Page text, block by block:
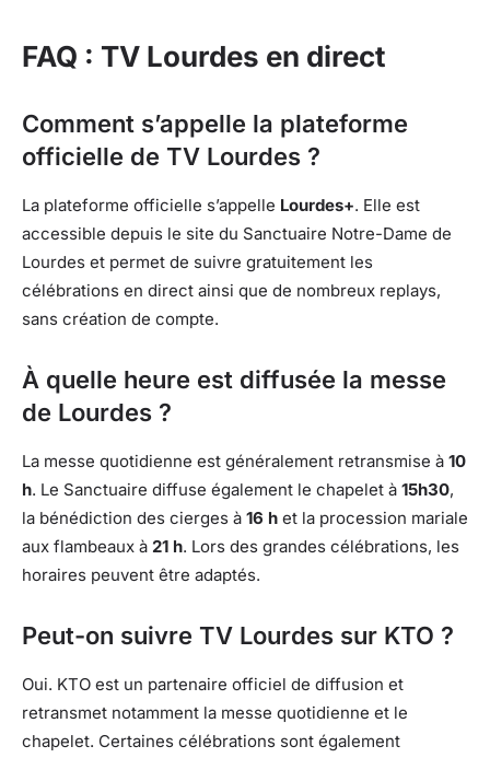
FAQ : TV Lourdes en direct
Comment s’appelle la plateforme
officielle de TV Lourdes ?
La plateforme officielle s’appelle Lourdes+. Elle est
accessible depuis le site du Sanctuaire Notre-Dame de
Lourdes et permet de suivre gratuitement les
célébrations en direct ainsi que de nombreux replays,
sans création de compte.
À quelle heure est diffusée la messe
de Lourdes ?
La messe quotidienne est généralement retransmise à 10
h. Le Sanctuaire diffuse également le chapelet à 15h30,
la bénédiction des cierges à 16 h et la procession mariale
aux flambeaux à 21 h. Lors des grandes célébrations, les
horaires peuvent être adaptés.
Peut-on suivre TV Lourdes sur KTO ?
Oui. KTO est un partenaire officiel de diffusion et
retransmet notamment la messe quotidienne et le
chapelet. Certaines célébrations sont également